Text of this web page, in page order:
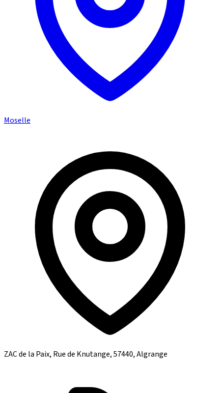
Moselle
ZAC de la Paix, Rue de Knutange, 57440, Algrange